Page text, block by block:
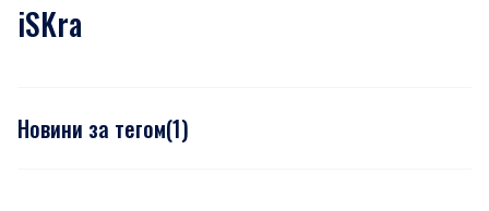
iSKra
Новини за тегом(1)